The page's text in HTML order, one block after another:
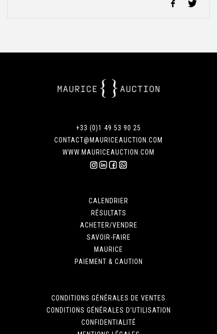
+33 (0)1 49 53 90 25
CONTACT@MAURICEAUCTION.COM
WWW.MAURICEAUCTION.COM
CALENDRIER
RÉSULTATS
ACHETER/VENDRE
SAVOIR-FAIRE
MAURICE
PAIEMENT & CAUTION
CONDITIONS GÉNÉRALES DE VENTES
CONDITIONS GÉNÉRALES D'UTILISATION
CONFIDENTIALITÉ